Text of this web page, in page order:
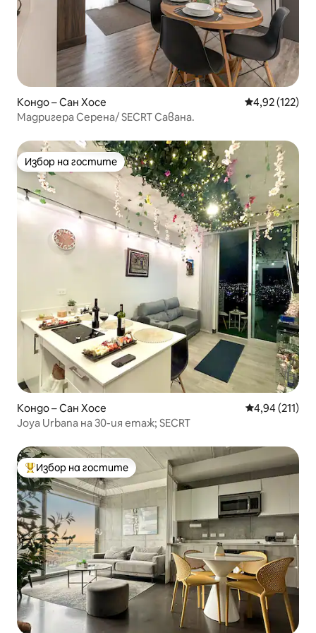
Кондо – Сан Хосе Средна
4,92 (122)
Мадригера Серена/ SECRT Савана.
Избор на гостите
Избор на гостите
Кондо – Сан Хосе Средна
4,94 (211)
Joya Urbana на 30-ия етаж; SECRT
Най-популярен избор на гостите
Избор на гостите